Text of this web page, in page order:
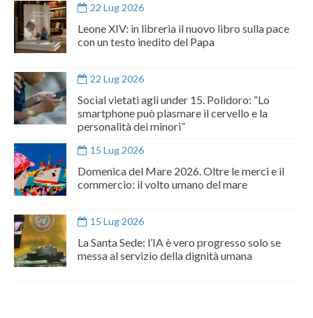
22 Lug 2026
Leone XIV: in libreria il nuovo libro sulla pace
con un testo inedito del Papa
22 Lug 2026
Social vietati agli under 15. Polidoro: “Lo
smartphone può plasmare il cervello e la
personalità dei minori”
15 Lug 2026
Domenica del Mare 2026. Oltre le merci e il
commercio: il volto umano del mare
15 Lug 2026
La Santa Sede: l’IA è vero progresso solo se
messa al servizio della dignità umana